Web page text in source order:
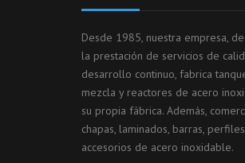
Desde 1985, nuestra empresa,
la prestación de servicios de
desarrollo continuo, fabrica
mezcla y reactores de acero
su propia fábrica. Además,
chapas, laminados, barras,
accesorios de acero inoxidable.